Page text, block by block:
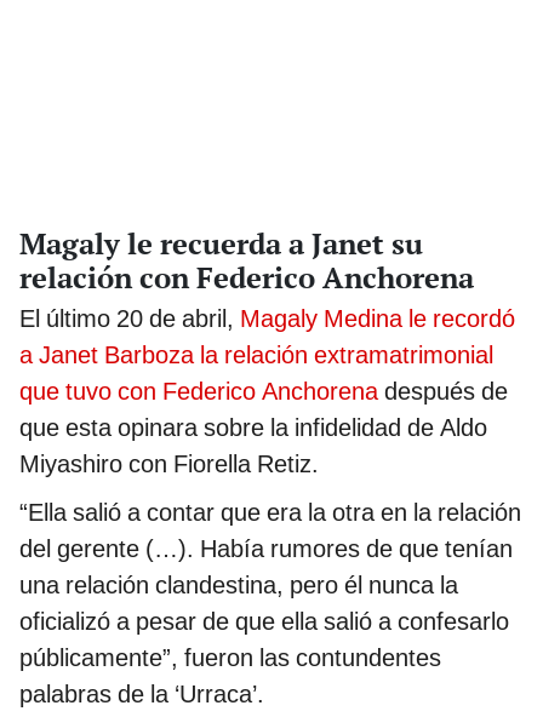
Magaly le recuerda a Janet su
relación con Federico Anchorena
El último 20 de abril, Magaly Medina le recordó
a Janet Barboza la relación extramatrimonial
que tuvo con Federico Anchorenadespués de
que esta opinara sobre la infidelidad de Aldo
Miyashiro con Fiorella Retiz.
“Ella salió a contar que era la otra en la relación
del gerente (…). Había rumores de que tenían
una relación clandestina, pero él nunca la
oficializó a pesar de que ella salió a confesarlo
públicamente”, fueron las contundentes
palabras de la ‘Urraca’.